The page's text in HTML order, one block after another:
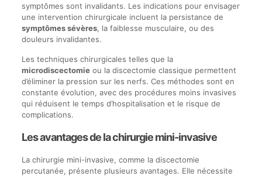
symptômes sont invalidants. Les indications pour envisager
une intervention chirurgicale incluent la persistance de
symptômes sévères, la faiblesse musculaire, ou des
douleurs invalidantes.
Les techniques chirurgicales telles que la
microdiscectomieou la discectomie classique permettent
d’éliminer la pression sur les nerfs. Ces méthodes sont en
constante évolution, avec des procédures moins invasives
qui réduisent le temps d’hospitalisation et le risque de
complications.
Les avantages de la chirurgie mini-invasive
La chirurgie mini-invasive, comme la discectomie
percutanée, présente plusieurs avantages. Elle nécessite